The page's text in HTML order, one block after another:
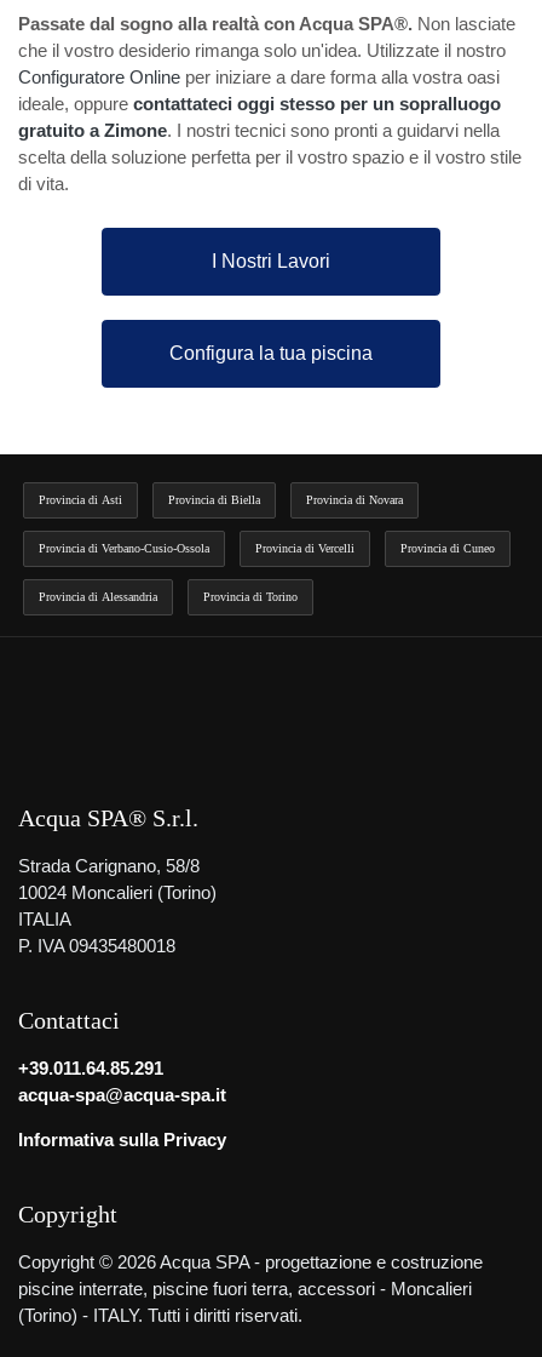
Passate dal sogno alla realtà con Acqua SPA®. Non lasciate
che il vostro desiderio rimanga solo un'idea. Utilizzate il nostro
Configuratore Online per iniziare a dare forma alla vostra oasi
ideale, oppure contattateci oggi stesso per un sopralluogo
gratuito a Zimone. I nostri tecnici sono pronti a guidarvi nella
scelta della soluzione perfetta per il vostro spazio e il vostro stile
di vita.
I Nostri Lavori
Configura la tua piscina
Provincia di Asti Provincia di Biella Provincia di Novara
Provincia di Verbano-Cusio-Ossola Provincia di Vercelli Provincia di Cuneo
Provincia di Alessandria Provincia di Torino
Acqua SPA® S.r.l.
Strada Carignano, 58/8
10024 Moncalieri (Torino)
ITALIA
P. IVA 09435480018
Contattaci
+39.011.64.85.291
acqua-spa@acqua-spa.it
Informativa sulla Privacy
Copyright
Copyright © 2026 Acqua SPA - progettazione e costruzione
piscine interrate, piscine fuori terra, accessori - Moncalieri
(Torino) - ITALY. Tutti i diritti riservati.